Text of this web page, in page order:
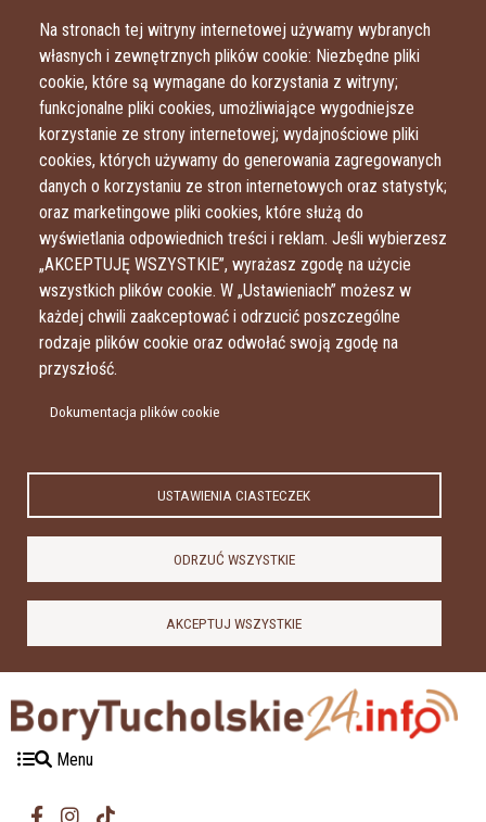
Na stronach tej witryny internetowej używamy wybranych
własnych i zewnętrznych plików cookie: Niezbędne pliki
cookie, które są wymagane do korzystania z witryny;
funkcjonalne pliki cookies, umożliwiające wygodniejsze
korzystanie ze strony internetowej; wydajnościowe pliki
cookies, których używamy do generowania zagregowanych
danych o korzystaniu ze stron internetowych oraz statystyk;
oraz marketingowe pliki cookies, które służą do
wyświetlania odpowiednich treści i reklam. Jeśli wybierzesz
„AKCEPTUJĘ WSZYSTKIE”, wyrażasz zgodę na użycie
wszystkich plików cookie. W „Ustawieniach” możesz w
każdej chwili zaakceptować i odrzucić poszczególne
rodzaje plików cookie oraz odwołać swoją zgodę na
przyszłość.
Dokumentacja plików cookie
USTAWIENIA CIASTECZEK
ODRZUĆ WSZYSTKIE
AKCEPTUJ WSZYSTKIE
Menu